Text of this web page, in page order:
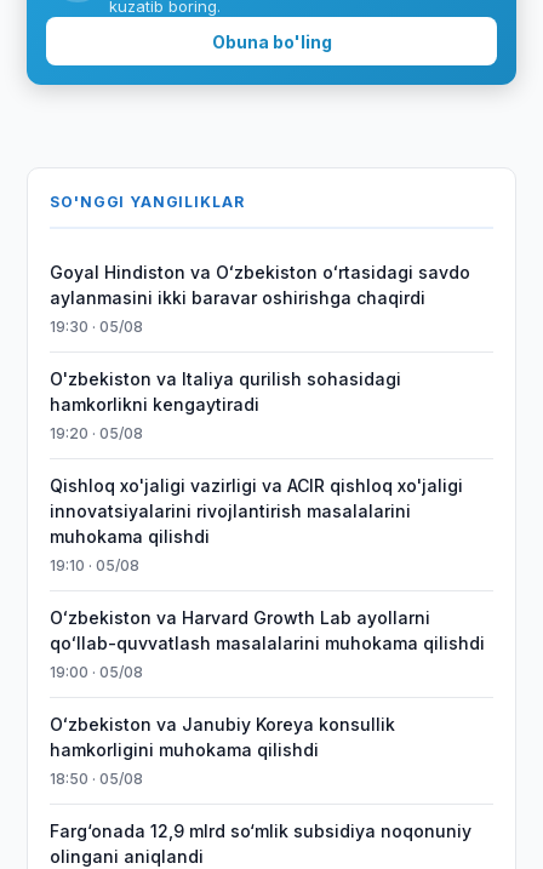
kuzatib boring.
Obuna bo'ling
SO'NGGI YANGILIKLAR
Goyal Hindiston va Oʻzbekiston oʻrtasidagi savdo
aylanmasini ikki baravar oshirishga chaqirdi
19:30 · 05/08
O'zbekiston va Italiya qurilish sohasidagi
hamkorlikni kengaytiradi
19:20 · 05/08
Qishloq xo'jaligi vazirligi va ACIR qishloq xo'jaligi
innovatsiyalarini rivojlantirish masalalarini
muhokama qilishdi
19:10 · 05/08
Oʻzbekiston va Harvard Growth Lab ayollarni
qoʻllab-quvvatlash masalalarini muhokama qilishdi
19:00 · 05/08
Oʻzbekiston va Janubiy Koreya konsullik
hamkorligini muhokama qilishdi
18:50 · 05/08
Farg‘onada 12,9 mlrd so‘mlik subsidiya noqonuniy
olingani aniqlandi